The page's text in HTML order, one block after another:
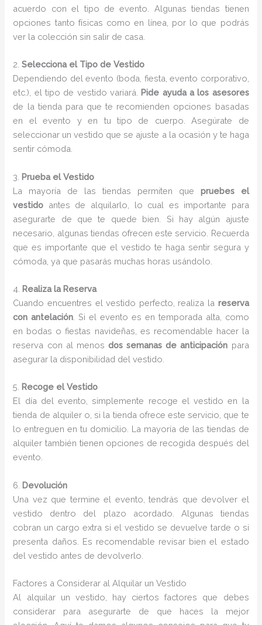
acuerdo con el tipo de evento. Algunas tiendas tienen
opciones tanto físicas como en línea, por lo que podrás
ver la colección sin salir de casa.
2.Selecciona el Tipo de Vestido
Dependiendo del evento (boda, fiesta, evento corporativo,
etc.), el tipo de vestido variará. Pide ayuda a los asesores
de la tienda para que te recomienden opciones basadas
en el evento y en tu tipo de cuerpo. Asegúrate de
seleccionar un vestido que se ajuste a la ocasión y te haga
sentir cómoda.
3. Prueba el Vestido
La mayoría de las tiendas permiten que pruebes el
vestido antes de alquilarlo, lo cual es importante para
asegurarte de que te quede bien. Si hay algún ajuste
necesario, algunas tiendas ofrecen este servicio. Recuerda
que es importante que el vestido te haga sentir segura y
cómoda, ya que pasarás muchas horas usándolo.
4. Realiza la Reserva
Cuando encuentres el vestido perfecto, realiza la reserva
con antelación . Si el evento es en temporada alta, como
en bodas o fiestas navideñas, es recomendable hacer la
reserva con al menos dos semanas de anticipación para
asegurar la disponibilidad del vestido.
5. Recoge el Vestido
El día del evento, simplemente recoge el vestido en la
tienda de alquiler o, si la tienda ofrece este servicio, que te
lo entreguen en tu domicilio. La mayoría de las tiendas de
alquiler también tienen opciones de recogida después del
evento.
6. Devolución
Una vez que termine el evento, tendrás que devolver el
vestido dentro del plazo acordado. Algunas tiendas
cobran un cargo extra si el vestido se devuelve tarde o si
presenta daños. Es recomendable revisar bien el estado
del vestido antes de devolverlo.
Factores a Considerar al Alquilar un Vestido
Al alquilar un vestido, hay ciertos factores que debes
considerar para asegurarte de que haces la mejor